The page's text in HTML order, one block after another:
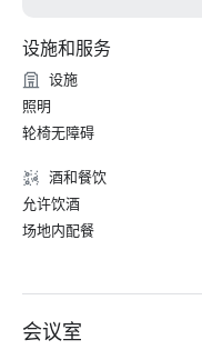
设施和服务
设施
照明
轮椅无障碍
酒和餐饮
允许饮酒
场地内配餐
会议室